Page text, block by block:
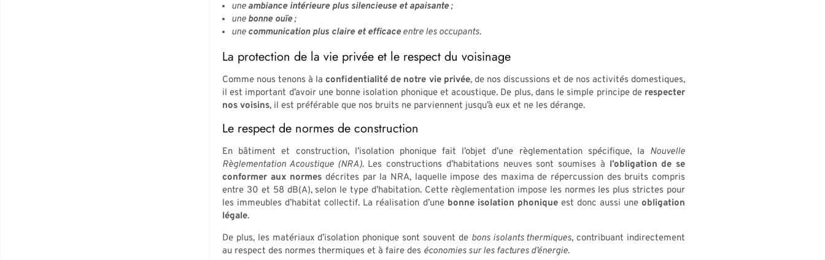
une ambiance intérieure plus silencieuse et apaisante;
une bonne ouïe;
une communication plus claire et efficaceentre les occupants.
La protection de la vie privée et le respect du voisinage
Comme nous tenons à laconfidentialité de notre vie privée, de nos discussions et de nos activités domestiques,
il est important d’avoir une bonne isolation phonique et acoustique. De plus, dans le simple principe de respecter
nos voisins, il est préférable que nos bruits ne parviennent jusqu’à eux et ne les dérange.
Le respect de normes de construction
En bâtiment et construction, l’isolation phonique fait l’objet d’une règlementation spécifique, la Nouvelle
Règlementation Acoustique (NRA). Les constructions d’habitations neuves sont soumises à l’obligation de se
conformer aux normes décrites par la NRA, laquelle impose des maxima de répercussion des bruits compris
entre 30 et 58 dB(A), selon le type d’habitation. Cette règlementation impose les normes les plus strictes pour
les immeubles d’habitat collectif. La réalisation d’une bonne isolation phoniqueest donc aussi uneobligation
légale.
De plus, les matériaux d’isolation phonique sont souvent de bons isolants thermiques, contribuant indirectement
au respect des normes thermiques et à faire des économies sur les factures d’énergie.